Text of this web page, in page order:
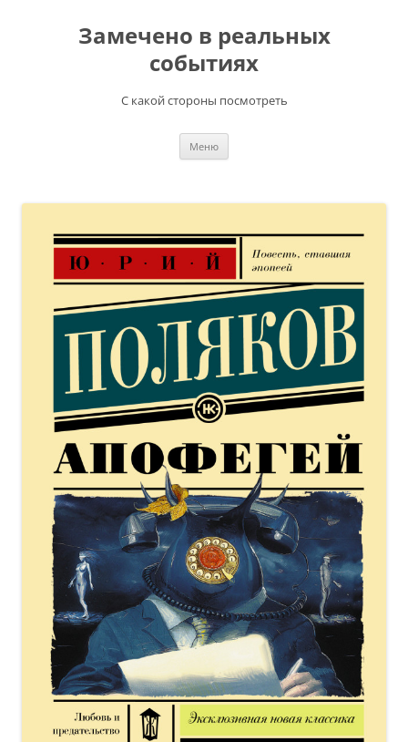
содержимомуЗамечено в реальных
событиях
С какой стороны посмотреть
Меню